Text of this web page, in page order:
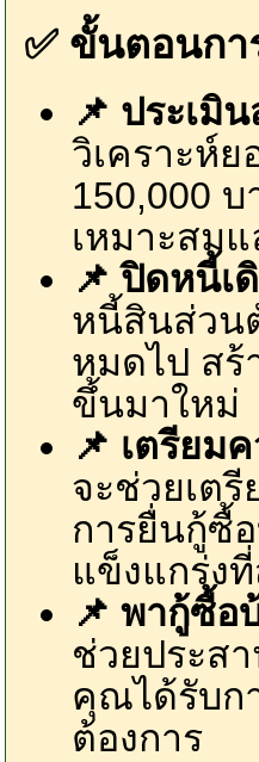
✅ ขั้นตอนกา
📌 ประเมิ
วิเคราะห์
150,000
เหมาะสม
📌 ปิดหนี้เ
หนี้สินส่วน
หมดไป สร้
ขึ้นมาใหม่
📌 เตรียม
จะช่วยเต
การยื่นกู้ซื้
แข็งแกร่ง
📌 พากู้ซื้อ
ช่วยประส
คุณได้รับก
ต้องการ